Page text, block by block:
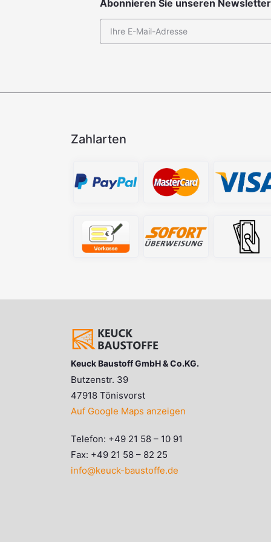
Abonnieren Sie unseren
Zahlarten
Keuck Baustoff GmbH & Co.KG.
Butzenstr. 39
47918 Tönisvorst
Auf Google Maps anzeigen
Telefon: +49 21 58 – 10 91
Fax: +49 21 58 – 82 25
info@keuck-baustoffe.de